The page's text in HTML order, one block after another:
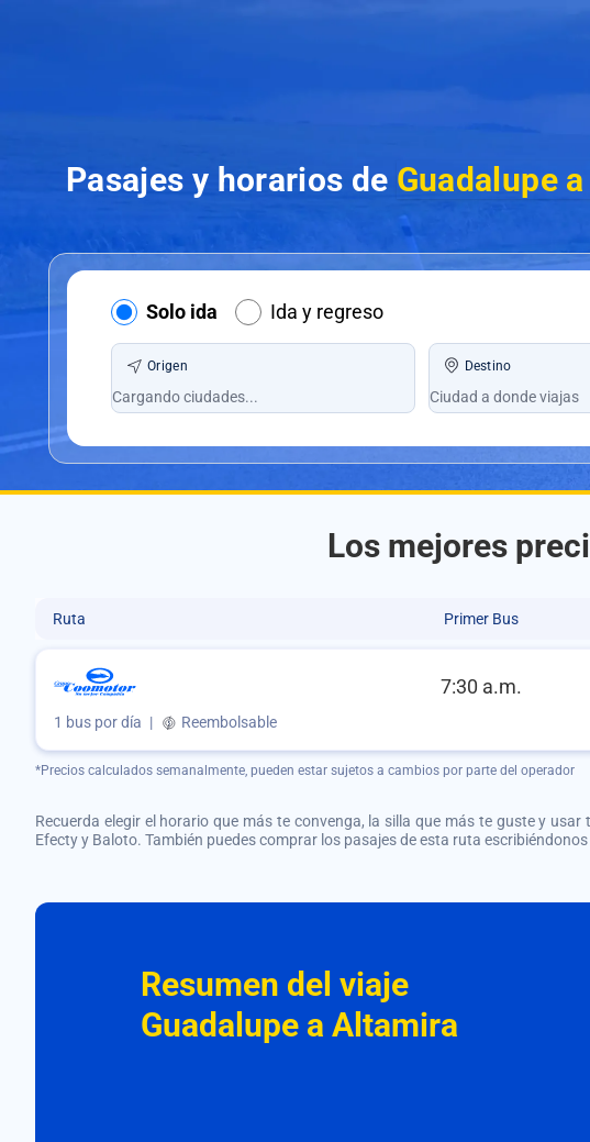
Pasajes y horarios de Guadalupe
Solo ida Ida y regreso
Origen Destino
Los mejores
Ruta Primer Bus
7:30 a.m.
1 bus por día | Reembolsable
*Precios calculados semanalmente, pueden estar sujetos a cambios por parte del operador
Recuerda elegir el horario que más te convenga, la silla que más te guste y
Efecty y Baloto. También puedes comprar los pasajes de esta ruta
Resumen del viaje
Guadalupe a Altamira